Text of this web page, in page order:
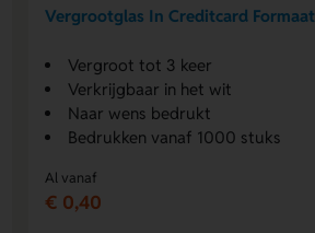
Vergrootglas In Creditcard Formaat
Vergroot tot 3 keer
Verkrijgbaar in het wit
Naar wens bedrukt
Bedrukken vanaf 1000 stuks
Al vanaf
€ 0,40